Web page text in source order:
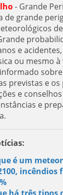
- Grande
de grande
e
ou mesmo à
previstas e os
e
e
é um
incêndios